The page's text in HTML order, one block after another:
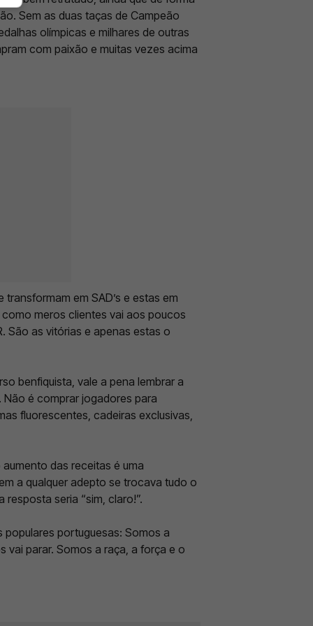
Sem as duas taças de Campeão
olímpicas e milhares de outras
com paixão e muitas vezes acima
em SAD’s e estas em
meros clientes vai aos poucos
São as vitórias e apenas estas o
benfiquista, vale a pena lembrar a
é comprar jogadores para
fluorescentes, cadeiras exclusivas,
das receitas é uma
a qualquer adepto se trocava tudo o
seria “sim, claro!”.
portuguesas: Somos a
vai parar. Somos a raça, a força e o